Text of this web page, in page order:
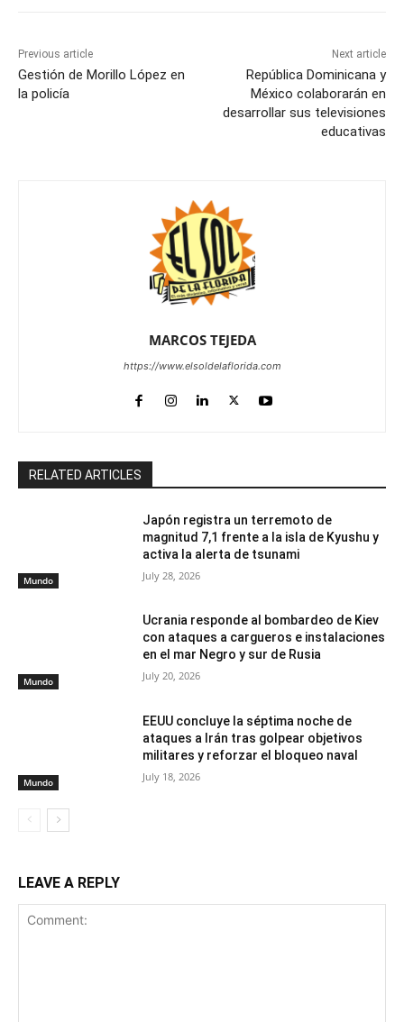
Previous article
Gestión de Morillo López en
la policía
Next article
República Dominicana y
México colaborarán en
desarrollar sus televisiones
educativas
MARCOS TEJEDA
https://www.elsoldelaflorida.com
RELATED ARTICLES
Mundo
Japón registra un terremoto de
magnitud 7,1 frente a la isla de Kyushu y
activa la alerta de tsunami
July 28, 2026
Mundo
Ucrania responde al bombardeo de Kiev
con ataques a cargueros e instalaciones
en el mar Negro y sur de Rusia
July 20, 2026
Mundo
EEUU concluye la séptima noche de
ataques a Irán tras golpear objetivos
militares y reforzar el bloqueo naval
July 18, 2026
LEAVE A REPLY